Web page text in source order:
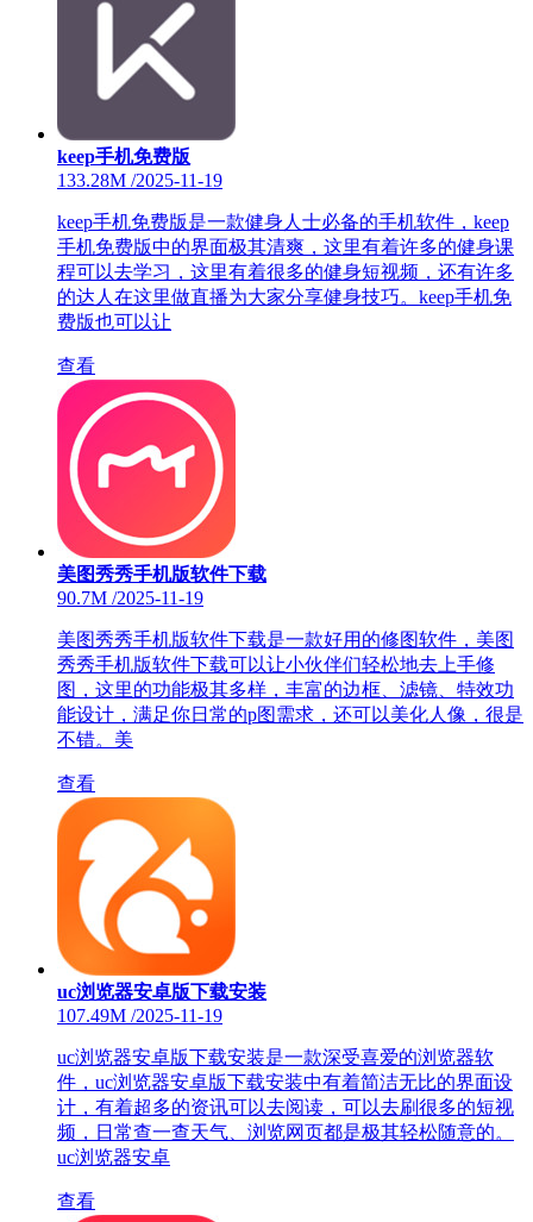
keep手机免费版
133.28M /2025-11-19
keep手机免费版是一款健身人士必备的手机软件，keep
手机免费版中的界面极其清爽，这里有着许多的健身课
程可以去学习，这里有着很多的健身短视频，还有许多
的达人在这里做直播为大家分享健身技巧。keep手机免
费版也可以让
查看
美图秀秀手机版软件下载
90.7M /2025-11-19
美图秀秀手机版软件下载是一款好用的修图软件，美图
秀秀手机版软件下载可以让小伙伴们轻松地去上手修
图，这里的功能极其多样，丰富的边框、滤镜、特效功
能设计，满足你日常的p图需求，还可以美化人像，很是
不错。美
查看
uc浏览器安卓版下载安装
107.49M /2025-11-19
uc浏览器安卓版下载安装是一款深受喜爱的浏览器软
件，uc浏览器安卓版下载安装中有着简洁无比的界面设
计，有着超多的资讯可以去阅读，可以去刷很多的短视
频，日常查一查天气、浏览网页都是极其轻松随意的。
uc浏览器安卓
查看